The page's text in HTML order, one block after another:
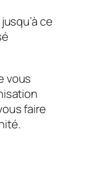
ce
vous
faire